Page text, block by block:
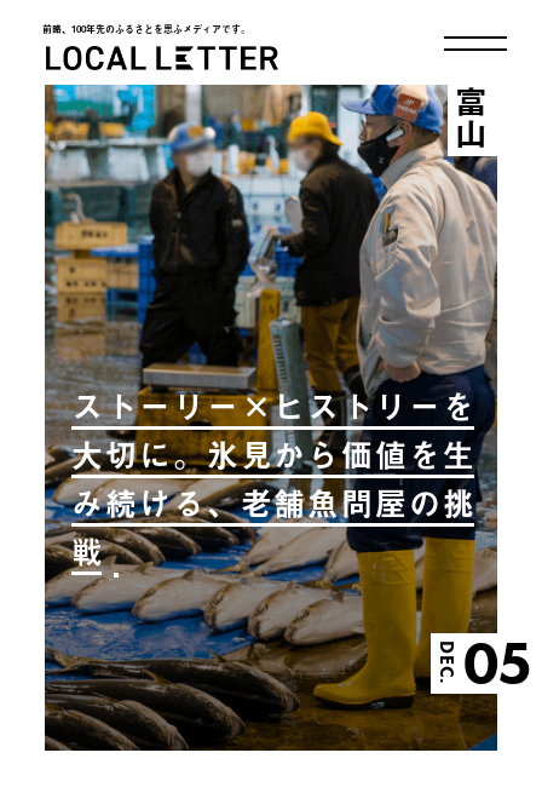
前略、100年先のふるさとを思ふメディアです。
LOCAL LETTER
ストーリー×ヒストリーを
大切に。氷見から価値を生
み続ける、老舗魚問屋の挑
戦
DEC. 05
富山